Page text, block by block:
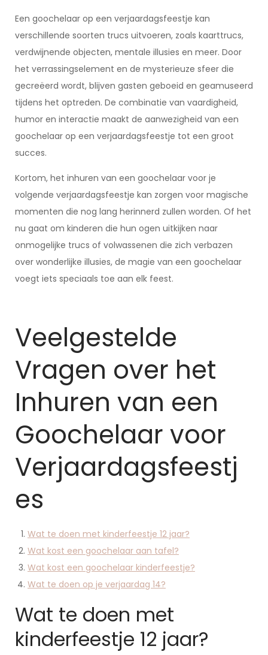
Een goochelaar op een verjaardagsfeestje kan
verschillende soorten trucs uitvoeren, zoals kaarttrucs,
verdwijnende objecten, mentale illusies en meer. Door
het verrassingselement en de mysterieuze sfeer die
gecreëerd wordt, blijven gasten geboeid en geamuseerd
tijdens het optreden. De combinatie van vaardigheid,
humor en interactie maakt de aanwezigheid van een
goochelaar op een verjaardagsfeestje tot een groot
succes.
Kortom, het inhuren van een goochelaar voor je
volgende verjaardagsfeestje kan zorgen voor magische
momenten die nog lang herinnerd zullen worden. Of het
nu gaat om kinderen die hun ogen uitkijken naar
onmogelijke trucs of volwassenen die zich verbazen
over wonderlijke illusies, de magie van een goochelaar
voegt iets speciaals toe aan elk feest.
Veelgestelde
Vragen over het
Inhuren van een
Goochelaar voor
Verjaardagsfeestj
es
Wat te doen met kinderfeestje 12 jaar?
Wat kost een goochelaar aan tafel?
Wat kost een goochelaar kinderfeestje?
Wat te doen op je verjaardag 14?
Wat te doen met
kinderfeestje 12 jaar?